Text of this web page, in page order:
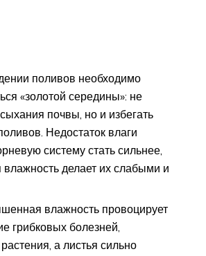
поливов необходимо
«золотой середины»: не
почвы, но и избегать
Недостаток влаги
систему стать сильнее,
влажность делает их слабыми и
влажность провоцирует
грибковых болезней,
а листья сильно